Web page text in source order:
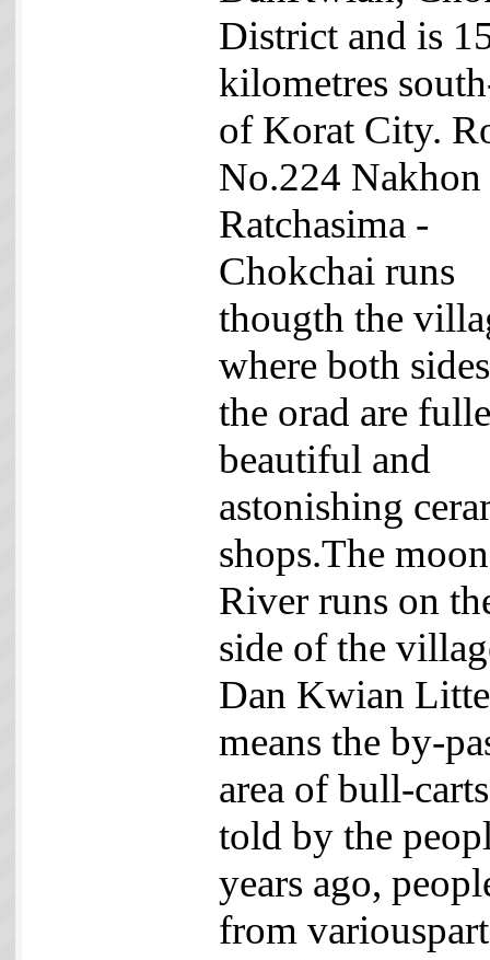
District and is
kilometres
of Korat City.
No.224 Nakhon
Ratchasima -
Chokchai runs
thougth the
where both
the orad are
beautiful and
astonishing
shops.The moon
River runs on
side of the
Dan Kwian
means the by-
area of bull-
told by the
years ago,
from